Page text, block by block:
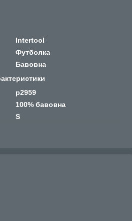
Intertool
Футболка
Бавовна
p2959
100% бавовна
S